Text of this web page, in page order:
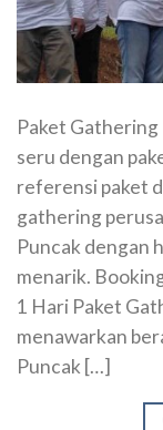
Paket Gathering
seru dengan
referensi paket
gathering
Puncak dengan
menarik.
1 Hari Paket
menawarkan
Puncak […]